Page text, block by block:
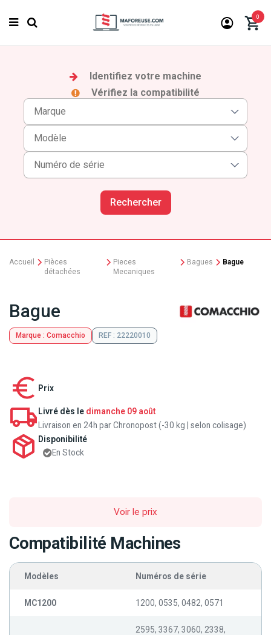
0
Identifiez votre machine
Vérifiez la compatibilité
Rechercher
Accueil
Pièces
détachées
Pieces
Mecaniques
Bagues Bague
Bague
Marque : Comacchio REF : 22220010
Prix
Livré dès le dimanche 09 août
Livraison en 24h par Chronopost (-30 kg | selon colisage)
Disponibilité
En Stock
Voir le prix
Compatibilité Machines
Modèles Numéros de série
MC1200 1200, 0535, 0482, 0571
2595, 3367, 3060, 2338,